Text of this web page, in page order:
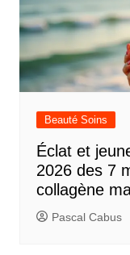
Beauté Soins
Éclat et
2026 des 7
collagène
Pascal Cabus